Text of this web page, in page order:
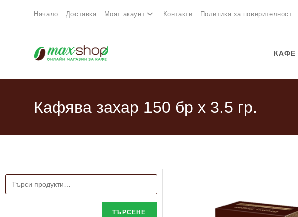
Начало Доставка Моят акаунт Контакти Политика за поверителност
КАФЕ
Кафява захар 150 бр х 3.5 гр.
ТЪРСЕНЕ